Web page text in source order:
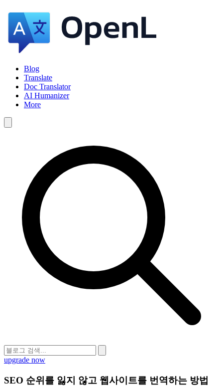
Blog
Translate
Doc Translator
AI Humanizer
More
upgrade now
SEO 순위를 잃지 않고 웹사이트를 번역하는 방법